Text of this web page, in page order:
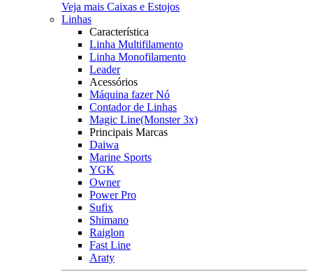
Veja mais Caixas e Estojos
Linhas
Característica
Linha Multifilamento
Linha Monofilamento
Leader
Acessórios
Máquina fazer Nó
Contador de Linhas
Magic Line(Monster 3x)
Principais Marcas
Daiwa
Marine Sports
YGK
Owner
Power Pro
Sufix
Shimano
Raiglon
Fast Line
Araty